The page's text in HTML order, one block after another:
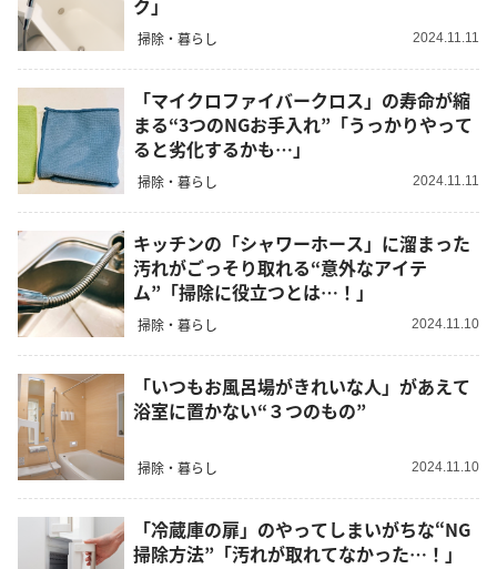
ク」
掃除・暮らし 2024.11.11
「マイクロファイバークロス」の寿命が縮
まる“3つのNGお手入れ”「うっかりやって
ると劣化するかも…」
掃除・暮らし 2024.11.11
キッチンの「シャワーホース」に溜まった
汚れがごっそり取れる“意外なアイテ
ム”「掃除に役立つとは…！」
掃除・暮らし 2024.11.10
「いつもお風呂場がきれいな人」があえて
浴室に置かない“３つのもの”
掃除・暮らし 2024.11.10
「冷蔵庫の扉」のやってしまいがちな“NG
掃除方法”「汚れが取れてなかった…！」